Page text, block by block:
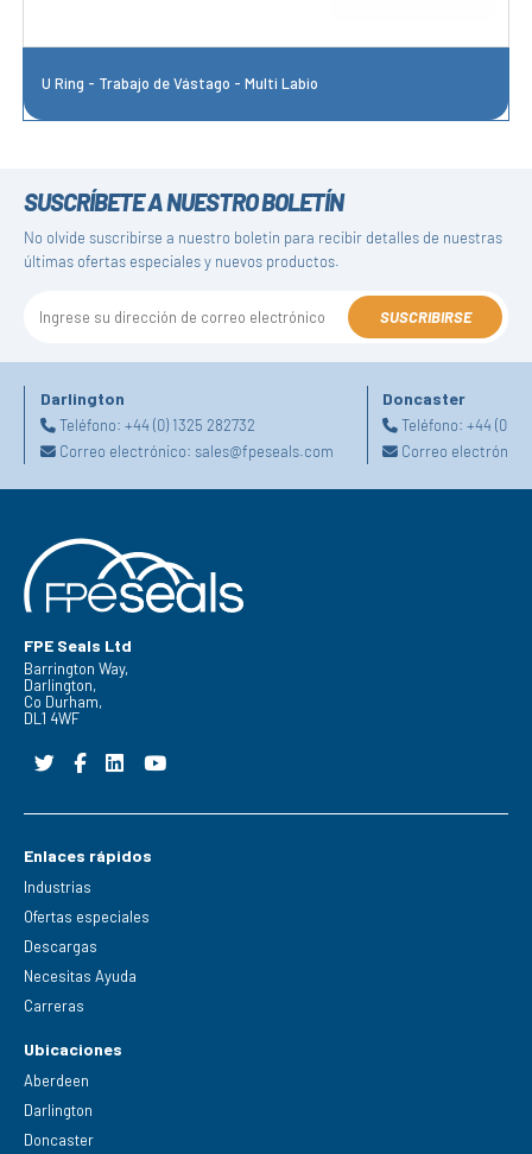
U Ring - Trabajo de Vástago - Multi Labio
SUSCRÍBETE A NUESTRO BOLETÍN
No olvide suscribirse a nuestro boletín para recibir detalles de nuestras
últimas ofertas especiales y nuevos productos.
SUSCRIBIRSE
Darlington
Teléfono: +44 (0) 1325 282732
Correo electrónico: sales@fpeseals.com
Doncaster
Teléfono:+44 (0)
Correo
FPE Seals Ltd
Barrington Way,
Darlington,
Co Durham,
DL1 4WF
Enlaces rápidos
Industrias
Ofertas especiales
Descargas
Necesitas Ayuda
Carreras
Ubicaciones
Aberdeen
Darlington
Doncaster